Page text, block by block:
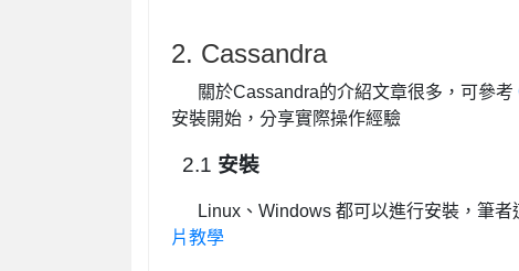
2. Cassandra
關於Cassandra的介紹文章很多，可參考
安裝開始，分享實際操作經驗
2.1 安裝
Linux、Windows 都可以進行安裝，筆
片教學